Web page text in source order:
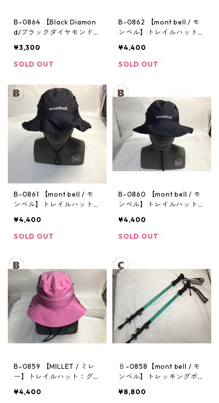
B-0864 【Black Diamon
d/ブラックダイヤモンド】
¥3,300
SOLD OUT
B-0862 【mont bell / モ
ンベル】トレイルハット：
ハット Men's ブラック Lサ
イズ
¥4,400
SOLD OUT
B-0861 【mont bell / モ
ンベル】トレイルハット：
ハット Men's ブラック Lサ
イズ
¥4,400
SOLD OUT
B-0860 【mont bell / モ
ンベル】トレイルハット：
ハット Men's ブラック Lサ
イズ
¥4,400
SOLD OUT
B-0859 【MILLET / ミレ
ー】トレイルハット：グラ
ト ピンク Mサイズ
¥4,400
Ｂ-0858【mont bell / モ
ンベル】トレッキングポー
ロックアンチショック EN
¥8,800